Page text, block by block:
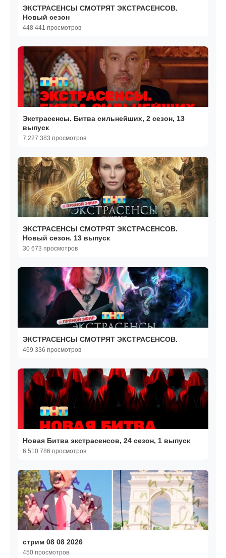
ЭКСТРАСЕНСЫ СМОТРЯТ ЭКСТРАСЕНСОВ.
Новый сезон
448 441 просмотров
Экстрасенсы. Битва сильнейших, 2 сезон, 13
выпуск
7 227 383 просмотров
ЭКСТРАСЕНСЫ СМОТРЯТ ЭКСТРАСЕНСОВ.
Новый сезон. 13 выпуск
30 673 просмотров
ЭКСТРАСЕНСЫ СМОТРЯТ ЭКСТРАСЕНСОВ.
469 336 просмотров
Новая Битва экстрасенсов, 24 сезон, 1 выпуск
6 510 786 просмотров
стрим 08 08 2026
450 просмотров